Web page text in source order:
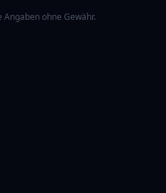
ohne Gewähr.